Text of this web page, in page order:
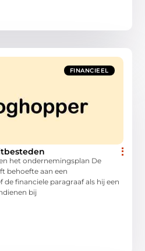
FINANCIEEL
het ondernemingsplan De
behoefte aan een
financiele paragraaf als hij een
bij